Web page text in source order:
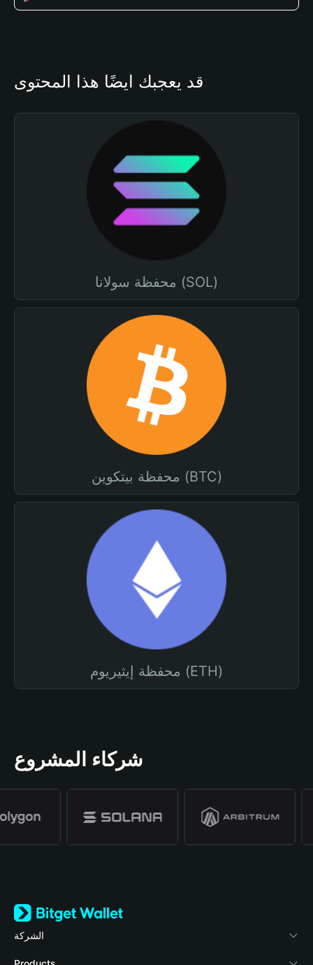
قد يعجبك أيضًا هذا المحتوى
محفظة سولانا (SOL)
محفظة بيتكوين (BTC)
محفظة إيثيريوم (ETH)
شركاء المشروع
الشركة